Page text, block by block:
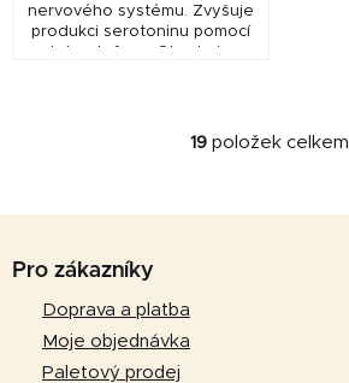
nervového systému. Zvyšuje
produkci serotoninu pomocí
L-tryptofanu. Obsahuje
O
19 položek celkem
Pro zákazníky
Doprava a platba
Moje objednávka
Paletový prodej